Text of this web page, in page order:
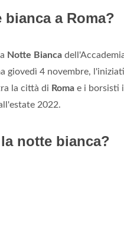
a Roma?
Notte Bianca
giovedì 4 novembre,
la città di Roma e i borsisti
2022.
notte bianca?